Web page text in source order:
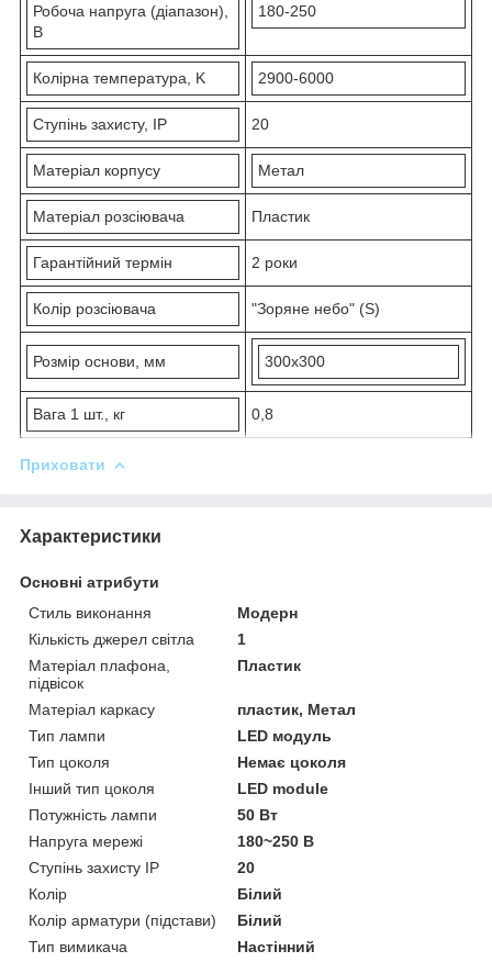
Робоча напруга (діапазон),
В
180-250
Колірна температура, K 2900-6000
Ступінь захисту, IP 20
Матеріал корпусу Метал
Матеріал розсіювача Пластик
Гарантійний термін 2 роки
Колір розсіювача "Зоряне небо" (S)
Розмір основи, мм 300х300
Вага 1 шт., кг 0,8
Приховати
Характеристики
Основні атрибути
Стиль виконання
Модерн
Кількість джерел світла
1
Матеріал плафона,
підвісок
Пластик
Матеріал каркасу
пластик, Метал
Тип лампи
LED модуль
Тип цоколя
Немає цоколя
Інший тип цоколя
LED module
Потужність лампи
50 Вт
Напруга мережі
180~250 В
Ступінь захисту IP
20
Колір
Білий
Колір арматури (підстави)
Білий
Тип вимикача
Настінний